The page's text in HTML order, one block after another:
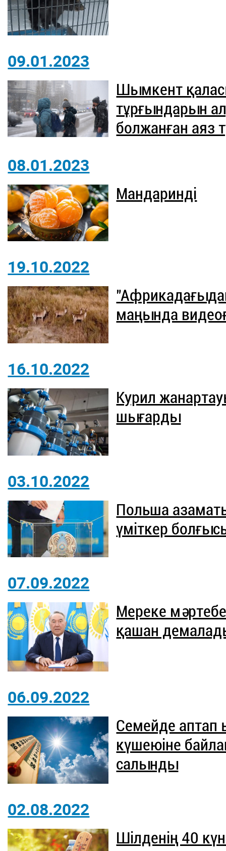
09.01.2023
Шымкент
тұрғындарын
болжанған аяз
08.01.2023
Мандаринді
19.10.2022
маңында
16.10.2022
Курил
шығарды
03.10.2022
Польша
үміткер
07.09.2022
Мереке
қашан
06.09.2022
Семейде аптап
күшеюіне
салынды
02.08.2022
Шілденің 40